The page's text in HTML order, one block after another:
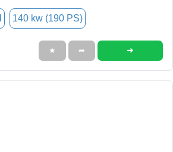
140 kw (190 PS)
★ ➦ ➜